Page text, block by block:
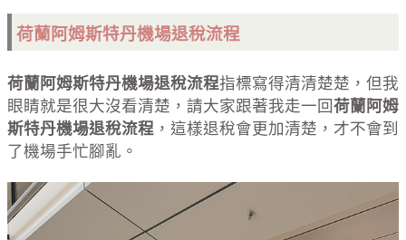
荷蘭阿姆斯特丹機場退稅流程
荷蘭阿姆斯特丹機場退稅流程指標寫得清清楚楚，但我
眼睛就是很大沒看清楚，請大家跟著我走一回荷蘭阿姆
斯特丹機場退稅流程 ，這樣退稅會更加清楚，才不會到
了機場手忙腳亂。